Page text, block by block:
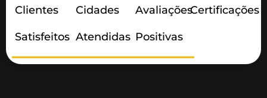
Clientes
Satisfeitos
Cidades
Atendidas
Avaliações
Positivas
Certificações